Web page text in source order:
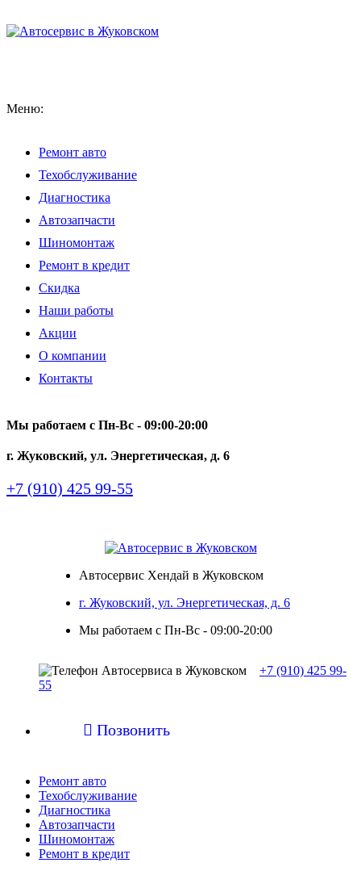
Меню:
Ремонт авто
Техобслуживание
Диагностика
Автозапчасти
Шиномонтаж
Ремонт в кредит
Скидка
Наши работы
Акции
О компании
Контакты
Мы работаем с Пн-Вc - 09:00-20:00
г. Жуковский, ул. Энергетическая, д. 6
+7 (910) 425 99-55
Автосервис Хендай в Жуковском
г. Жуковский, ул. Энергетическая, д. 6
Мы работаем с Пн-Вc - 09:00-20:00
+7 (910) 425 99-
55
 Позвонить
Ремонт авто
Техобслуживание
Диагностика
Автозапчасти
Шиномонтаж
Ремонт в кредит